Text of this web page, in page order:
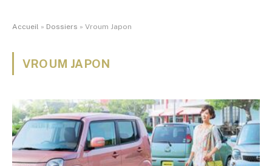
Accueil » Dossiers » Vroum Japon
VROUM JAPON